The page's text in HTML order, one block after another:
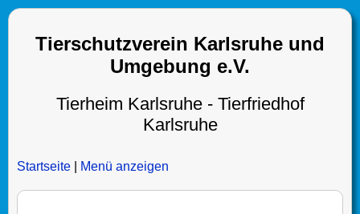
Tierschutzverein Karlsruhe und
Umgebung e.V.
Tierheim Karlsruhe - Tierfriedhof
Karlsruhe
Startseite Menü anzeigen